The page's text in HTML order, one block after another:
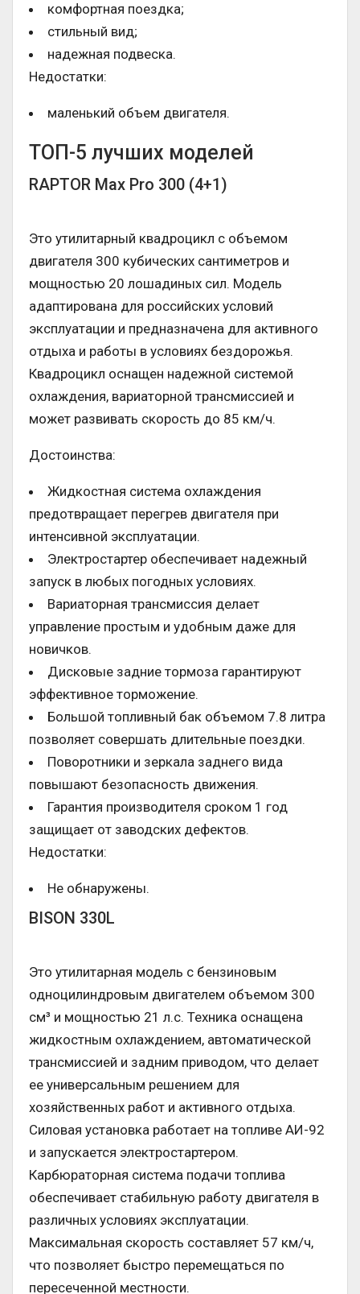
комфортная поездка;
стильный вид;
надежная подвеска.
Недостатки:
маленький объем двигателя.
ТОП-5 лучших моделей
RAPTOR Max Pro 300 (4+1)
Это утилитарный квадроцикл с объемом
двигателя 300 кубических сантиметров и
мощностью 20 лошадиных сил. Модель
адаптирована для российских условий
эксплуатации и предназначена для активного
отдыха и работы в условиях бездорожья.
Квадроцикл оснащен надежной системой
охлаждения, вариаторной трансмиссией и
может развивать скорость до 85 км/ч.
Достоинства:
Жидкостная система охлаждения
предотвращает перегрев двигателя при
интенсивной эксплуатации.
Электростартер обеспечивает надежный
запуск в любых погодных условиях.
Вариаторная трансмиссия делает
управление простым и удобным даже для
новичков.
Дисковые задние тормоза гарантируют
эффективное торможение.
Большой топливный бак объемом 7.8 литра
позволяет совершать длительные поездки.
Поворотники и зеркала заднего вида
повышают безопасность движения.
Гарантия производителя сроком 1 год
защищает от заводских дефектов.
Недостатки:
Не обнаружены.
BISON 330L
Это утилитарная модель с бензиновым
одноцилиндровым двигателем объемом 300
см³ и мощностью 21 л.с. Техника оснащена
жидкостным охлаждением, автоматической
трансмиссией и задним приводом, что делает
ее универсальным решением для
хозяйственных работ и активного отдыха.
Силовая установка работает на топливе АИ-92
и запускается электростартером.
Карбюраторная система подачи топлива
обеспечивает стабильную работу двигателя в
различных условиях эксплуатации.
Максимальная скорость составляет 57 км/ч,
что позволяет быстро перемещаться по
пересеченной местности.